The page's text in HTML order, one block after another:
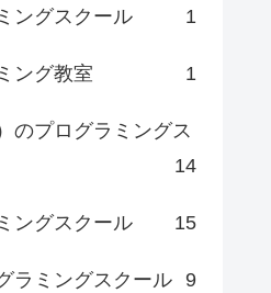
ングスクール 1
ング教室 1
のプログラミングス
14
ングスクール 15
ラミングスクール 9